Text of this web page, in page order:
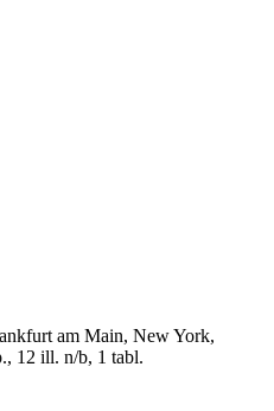
am Main, New York,
12 ill. n/b, 1 tabl.